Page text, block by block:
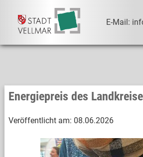
E-Mail:
Energiepreis des
Veröffentlicht am: 08.06.2026